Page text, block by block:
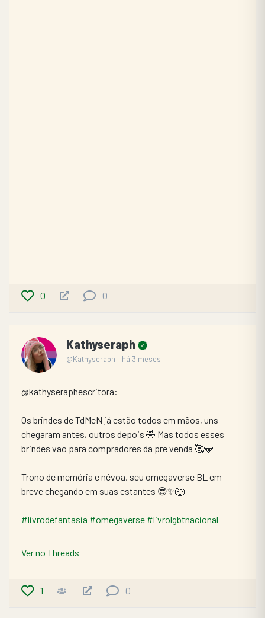
0 0
Kathyseraph
@Kathyseraph há 3 meses
@kathyseraphescritora:
Os brindes de TdMeN já estão todos em mãos, uns
chegaram antes, outros depois 🤣 Mas todos esses
brindes vao para compradores da pre venda 🥰🩵
Trono de memória e névoa, seu omegaverse BL em
breve chegando em suas estantes 😎✨🐺
#livrodefantasia #omegaverse #livrolgbtnacional
Ver no Threads
1 0